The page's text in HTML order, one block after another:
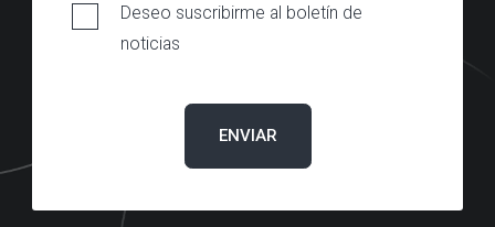
Deseo suscribirme al boletín de
noticias